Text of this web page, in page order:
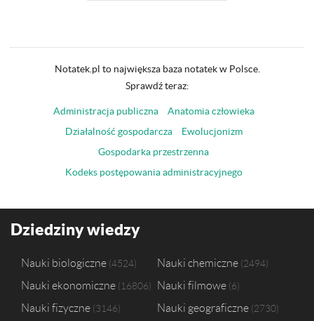
Notatek.pl to największa baza notatek w Polsce.
Sprawdź teraz:
Administracja publiczna
Anatomia człowieka
Działalność gospodarcza
Ewolucjonizm
Gospodarka przestrzenna
Kodeks postępowania administracyjnego
Dziedziny wiedzy
Nauki biologiczne 4524 Nauki chemiczne 2494
Nauki ekonomiczne 16806 Nauki filmowe 6
Nauki fizyczne 3146 Nauki geograficzne 2730